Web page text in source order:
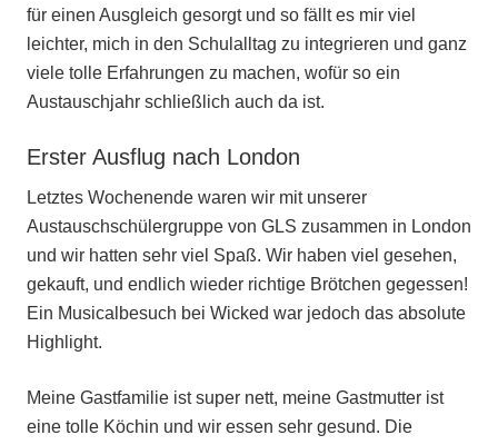
für einen Ausgleich gesorgt und so fällt es mir viel
leichter, mich in den Schulalltag zu integrieren und ganz
viele tolle Erfahrungen zu machen, wofür so ein
Austauschjahr schließlich auch da ist.
Erster Ausflug nach London
Letztes Wochenende waren wir mit unserer
Austauschschülergruppe von GLS zusammen in London
und wir hatten sehr viel Spaß. Wir haben viel gesehen,
gekauft, und endlich wieder richtige Brötchen gegessen!
Ein Musicalbesuch bei Wicked war jedoch das absolute
Highlight.
Meine Gastfamilie ist super nett, meine Gastmutter ist
eine tolle Köchin und wir essen sehr gesund. Die